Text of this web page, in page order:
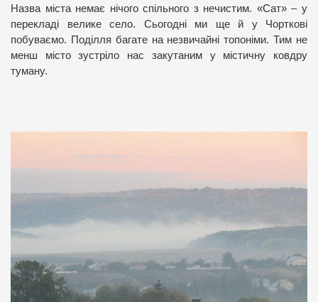
Назва міста немає нічого спільного з нечистим. «Сат» – у
перекладі велике село. Сьогодні ми ще й у Чорткові
побуваємо. Поділля багате на незвичайні топоніми. Тим не
менш місто зустріло нас закутаним у містичну ковдру
туману.